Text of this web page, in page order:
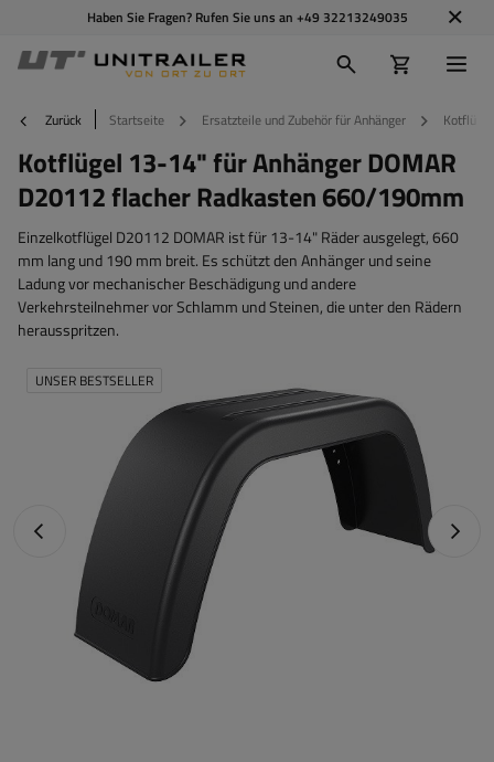
Haben Sie Fragen? Rufen Sie uns an +49 32213249035
Zurück Startseite Ersatzteile und Zubehör für Anhänger
Kotflügel 13-14" für Anhänger DOMAR
D20112 flacher Radkasten 660/190mm
Einzelkotflügel D20112 DOMAR ist für 13-14" Räder ausgelegt, 660
mm lang und 190 mm breit. Es schützt den Anhänger und seine
Ladung vor mechanischer Beschädigung und andere
Verkehrsteilnehmer vor Schlamm und Steinen, die unter den Rädern
herausspritzen.
Vorheriges Foto
UNSER BESTSELLER